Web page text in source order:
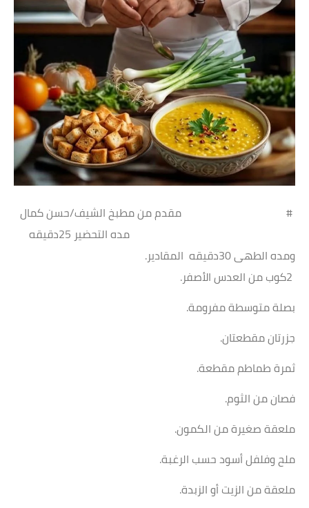
# مقدم من مطبخ الشيف/حسن كمال
مده التحضير 25دقيقه
ومده الطهى 30دقيقه المقادير.
بصلة متوسطة مفرومة.
جزرتان مقطعتان.
ثمرة طماطم مقطعة.
فصان من الثوم.
ملعقة صغيرة من الكمون.
ملح وفلفل أسود حسب الرغبة.
ملعقة من الزيت أو الزبدة.